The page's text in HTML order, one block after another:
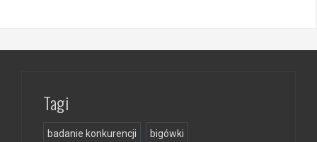
Tagi
badanie konkurencji bigówki